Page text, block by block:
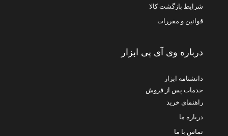
شرایط بازگشت کالا
قوانین و مقررات
درباره وی آی پی ابزار
دانشنامه ابزار
خدمات پس از فروش
راهنمای خرید
درباره ما
تماس با ما